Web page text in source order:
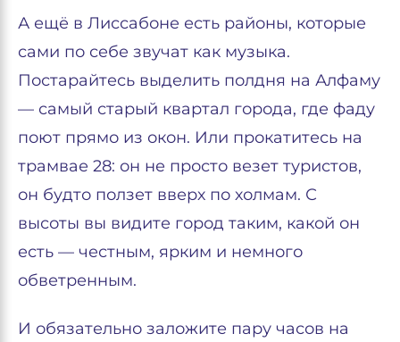
А ещё в Лиссабоне есть районы, которые
сами по себе звучат как музыка.
Постарайтесь выделить полдня на Алфаму
— самый старый квартал города, где фаду
поют прямо из окон. Или прокатитесь на
трамвае 28: он не просто везет туристов,
он будто ползет вверх по холмам. С
высоты вы видите город таким, какой он
есть — честным, ярким и немного
обветренным.
И обязательно заложите пару часов на